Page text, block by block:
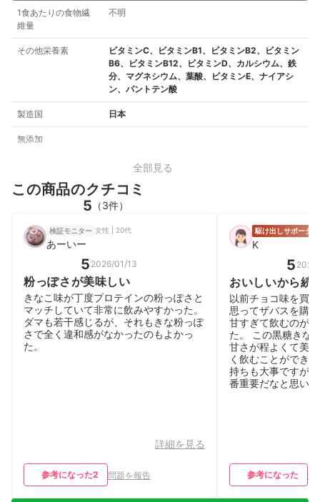
1食あたりの食物繊
維量
不明
その他栄養素
ビタミンC、ビタミンB1、ビタミンB2、ビタミン
B6、ビタミンB12、ビタミンD、カルシウム、鉄
分、マグネシウム、葉酸、ビタミンE、ナイアシ
ン、パントテン酸
製造国 日本
無添加
全部見る
この商品のクチコミ
5 （3件）
検証モニター 女性 | 20代
あーいー
5 2026/01/13
粉っぽさが美味しい
きなこ味が丁度プロテインの粉っぽさと
マッチしていて非常に飲みやすかった。
ダマも若干感じるが、それもきな粉っぽ
さで全く違和感がなかったのもよかっ
た。
詳細を見る
参考になった2 問題を報告
駆け出しサポーター
K
5
おいしいから続
以前チョコ味を買
思ってザバスを購
甘すぎて飲むのが
た。 この黒糖きな
甘さが程よくて美
く飲むことができ
持ちも大事ですが
番重要だなと思い
参考になった